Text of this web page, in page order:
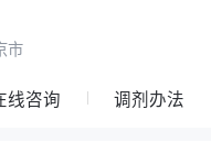
市
线咨询 调剂办法